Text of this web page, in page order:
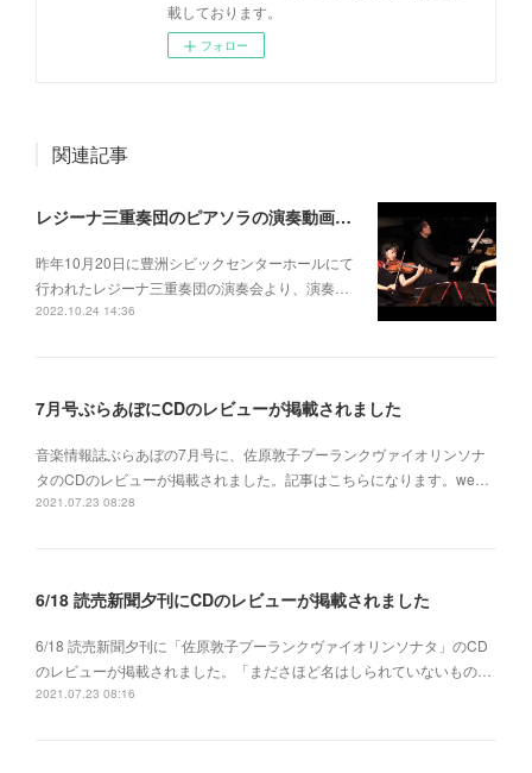
載しております。
フォロー
関連記事
レジーナ三重奏団のピアソラの演奏動画をアップいたしました。
昨年10月20日に豊洲シビックセンターホールにて
行われたレジーナ三重奏団の演奏会より、演奏…
2022.10.24 14:36
7月号ぶらあぼにCDのレビューが掲載されました
音楽情報誌ぶらあぼの7月号に、佐原敦子プーランクヴァイオリンソナ
タのCDのレビューが掲載されました。記事はこちらになります。we…
2021.07.23 08:28
6/18 読売新聞夕刊にCDのレビューが掲載されました
6/18 読売新聞夕刊に「佐原敦子プーランクヴァイオリンソナタ」のCD
のレビューが掲載されました。「まださほど名はしられていないもの…
2021.07.23 08:16